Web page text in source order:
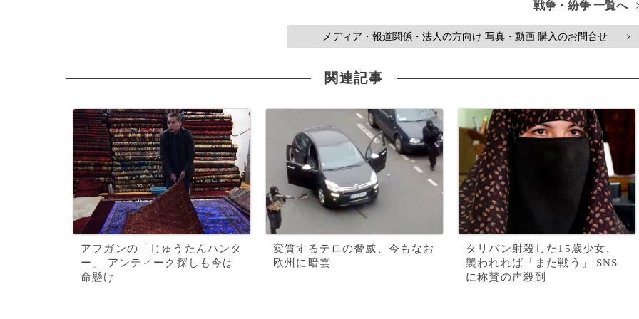
戦争・紛争 一覧へ
メディア・報道関係・法人の方向け 写真・動画 購入のお問合せ >
関連記事
アフガンの「じゅうたんハンタ
ー」 アンティーク探しも今は
命懸け
変質するテロの脅威、今もなお
欧州に暗雲
タリバン射殺した15歳少女、
襲われれば「また戦う」 SNS
に称賛の声殺到